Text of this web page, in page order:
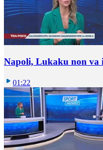
Napoli, Lukaku non va
01:22